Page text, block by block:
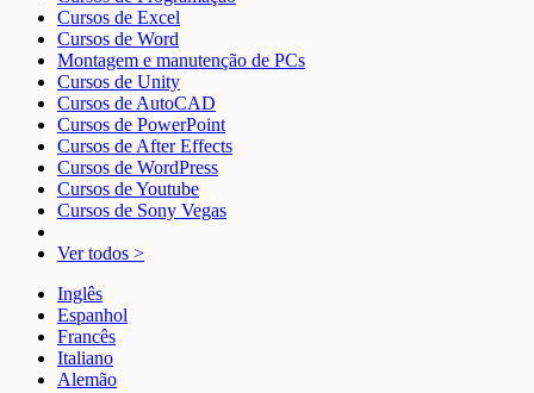
Cursos de Excel
Cursos de Word
Montagem e manutenção de PCs
Cursos de Unity
Cursos de AutoCAD
Cursos de PowerPoint
Cursos de After Effects
Cursos de WordPress
Cursos de Youtube
Cursos de Sony Vegas
Ver todos >
Inglês
Espanhol
Francês
Italiano
Alemão